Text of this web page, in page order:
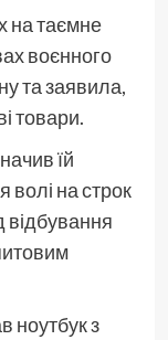
на таємне
воєнного
та заявила,
товари.
їй
волі на строк
відбування
ноутбук з